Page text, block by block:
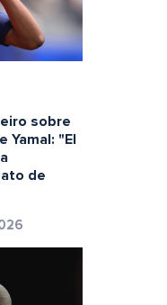
sobre
Yamal: "El
de